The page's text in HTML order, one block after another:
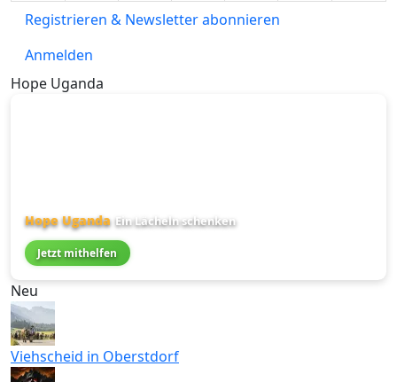
Registrieren & Newsletter abonnieren
Anmelden
Hope Uganda
Hope Uganda Ein Lächeln schenken
Jetzt mithelfen
Neu
Viehscheid in Oberstdorf